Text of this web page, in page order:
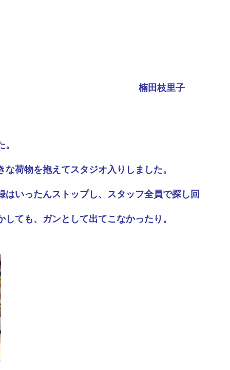
楠田枝里子
荷物を抱えてスタジオ入りしました。
いったんストップし、スタッフ全員で探し回
ても、ガンとして出てこなかったり。